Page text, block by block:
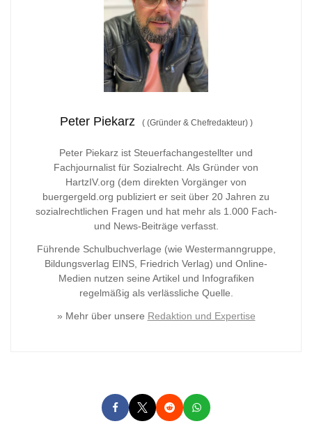
Peter Piekarz ((Gründer & Chefredakteur) )
Peter Piekarz ist Steuerfachangestellter und
Fachjournalist für Sozialrecht. Als Gründer von
HartzIV.org (dem direkten Vorgänger von
buergergeld.org publiziert er seit über 20 Jahren zu
sozialrechtlichen Fragen und hat mehr als 1.000 Fach-
und News-Beiträge verfasst.
Führende Schulbuchverlage (wie Westermanngruppe,
Bildungsverlag EINS, Friedrich Verlag) und Online-
Medien nutzen seine Artikel und Infografiken
regelmäßig als verlässliche Quelle.
» Mehr über unsere Redaktion und Expertise